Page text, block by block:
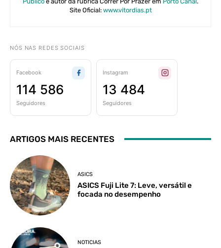
Site Oficial: www.vitordias.pt
NÓS NAS REDES SOCIAIS
Facebook
114 586
Seguidores
Instagram
13 484
Seguidores
ARTIGOS MAIS RECENTES
ASICS
ASICS Fuji Lite 7: Leve, versátil e
focada no desempenho
NOTICIAS